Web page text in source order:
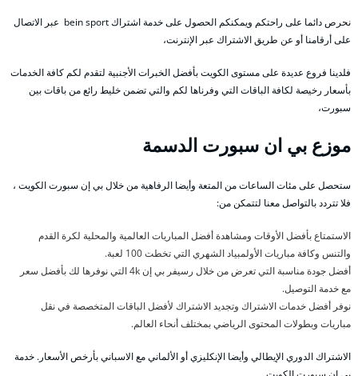
نحرص دائما على راحتكم ويمكنكم الحصول على خدمة اشتراك bein sport عبر الاتصال
على أرقامنا أو عن طريق الاشتراك عبر الإنترنت،
فلدينا فروع عديدة على مستوى الكويت بأفضل الخبرات الأجنبية لتقدم لكم كافة الخدمات
بأسعار رخيصة لكافة الباقات التي وفرناها لكم والتي تضمن خليط رائع من باقات بين
سبورت،
موزع بي ان سبورت الدسمة
ستحصل على مئات الساعات من المتعة وأيضا الرفاهية من خلال بي إن سبورت الكويت ،
فلا تتردد بالتواصل معنا لتتمكن من:
الاستمتاع بأفضل الأوقات ومشاهدة أفضل المباريات العالمية والمحلية لكرة القدم
والتنس وكافة مباريات الأولمبياد الشهري التي تخطت 100 لعبة.
أفضل جودة مناسبة التي تعرض من خلال رسيفر بي إن 4k التي نوفرها لك بأفضل سعر
مع خدمة التوصيل.
نوفر أفضل خدمات الاشتراك وتجديد الاشتراك لأفضل الباقات المتخصصة في نقل
مباريات وبطولات المحتوى الرياضي بمختلف أنحاء العالم.
الاشتراك الدوري الإيطالي وأيضا الإنكليزي أو الألماني مع الاسباني بأرخص الأسعار. خدمة